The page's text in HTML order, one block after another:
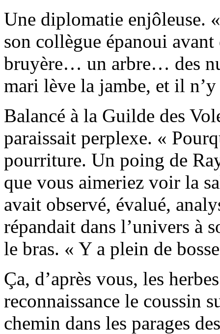
Une diplomatie enjôleuse.
son collègue épanoui
bruyère… un arbre… des
mari lève la jambe, et il
Balancé à la Guilde des
paraissait perplexe. «
pourriture. Un poing de
que vous aimeriez voir la
avait observé, évalué,
répandait dans l’univers à
le bras. « Y a plein de
Ça, d’après vous, les
reconnaissance le coussin
chemin dans les parages